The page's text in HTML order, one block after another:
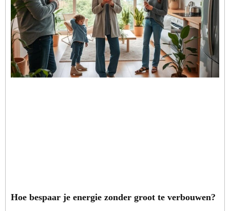
Hoe bespaar je energie zonder groot te verbouwen?